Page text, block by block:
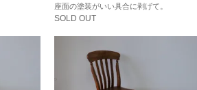
座面の塗装がいい具合に剥げて。
SOLD OUT